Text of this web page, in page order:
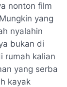
nonton film
yang
nyalahin
bukan di
rumah kalian
yang serba
kayak